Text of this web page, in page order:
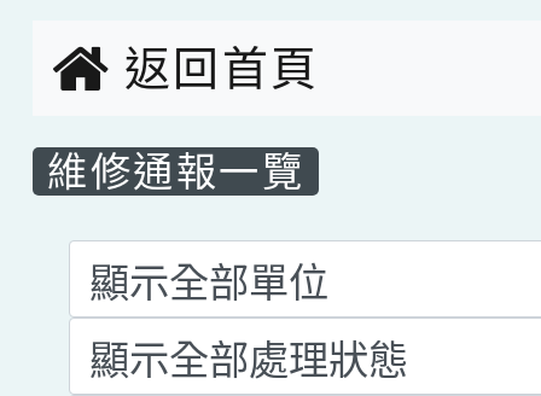
創客第三名。
返回首頁
維修通報一覽
List Repair